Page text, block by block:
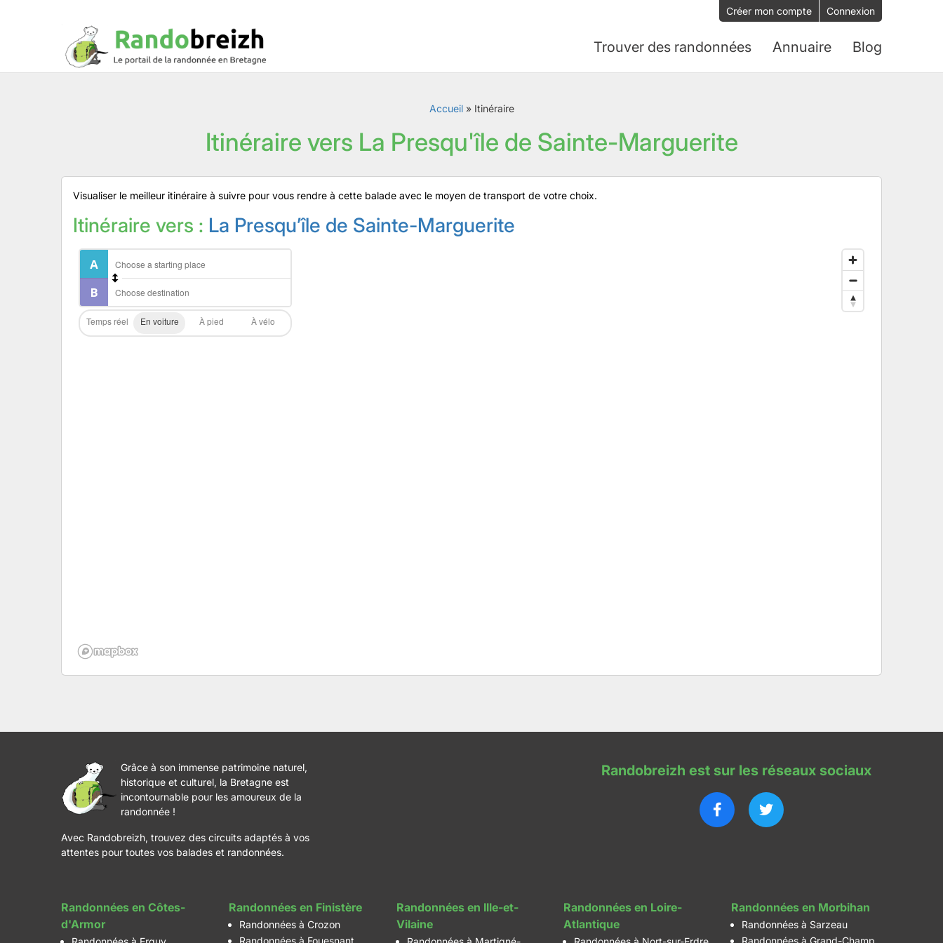
Créer mon compte Connexion
Trouver des randonnées Annuaire Blog
Accueil» Itinéraire
Itinéraire vers La Presqu'île de Sainte-Marguerite
Visualiser le meilleur itinéraire à suivre pour vous rendre à cette balade avec le moyen de transport de votre choix.
Itinéraire vers : La Presqu’île de Sainte-Marguerite
Grâce à son immense patrimoine naturel,
historique et culturel, la Bretagne est
incontournable pour les amoureux de la
randonnée !
Avec Randobreizh, trouvez des circuits adaptés à vos
attentes pour toutes vos balades et randonnées.
Randobreizh est sur les réseaux sociaux
Randonnées en Côtes-
d'Armor
Randonnées en Finistère
Randonnées à Crozon
Randonnées en Ille-et-
Vilaine
Randonnées en Loire-
Atlantique
Randonnées en Morbihan
Randonnées à Sarzeau